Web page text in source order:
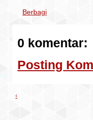
Berbagi
0 komentar:
Posting
‹